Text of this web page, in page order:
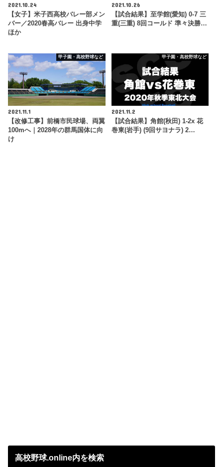
2021.10.24
【女子】米子西高校バレー部メン
バー／2020春高バレー 出身中学
ほか
2021.10.26
【試合結果】至学館(愛知) 0-7 三
重(三重) 8回コールド 準々決勝…
甲子園・高校野球など
2021.11.1
【改修工事】前橋市民球場、両翼
100mへ｜2028年の群馬国体に向
け
甲子園・高校野球など
2021.11.2
【試合結果】角館(秋田) 1-2x 花
巻東(岩手) (9回サヨナラ) 2…
高校野球.online内を検索